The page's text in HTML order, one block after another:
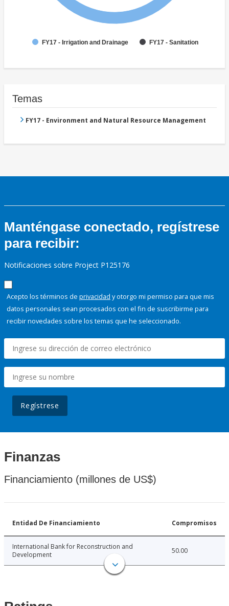
FY17 - Irrigation and Drainage FY17 - Sanitation
Temas
FY17 - Environment and Natural Resource Management
Manténgase conectado, regístrese
para recibir:
Notificaciones sobre Project P125176
Acepto los términos de privacidad y otorgo mi permiso para que mis
datos personales sean procesados con el fin de suscribirme para
recibir novedades sobre los temas que he seleccionado.
Regístrese
Finanzas
Financiamiento (millones de US$)
Entidad De Financiamiento Compromisos
International Bank for Reconstruction and
Development
50.00